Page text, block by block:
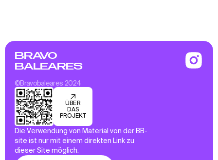
BRAVO
BALEARES
©Bravobaleares 2024
ÜBER
DAS
PROJEKT
Die Verwendung von Material von der BB-
site ist nur mit einem direkten Link zu
dieser Site möglich.